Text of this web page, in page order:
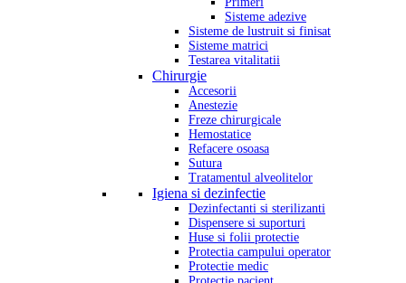
Sisteme adezive
Sisteme de lustruit si finisat
Sisteme matrici
Testarea vitalitatii
Chirurgie
Accesorii
Anestezie
Freze chirurgicale
Hemostatice
Refacere osoasa
Sutura
Tratamentul alveolitelor
Igiena si dezinfectie
Dezinfectanti si sterilizanti
Dispensere si suporturi
Huse si folii protectie
Protectia campului operator
Protectie medic